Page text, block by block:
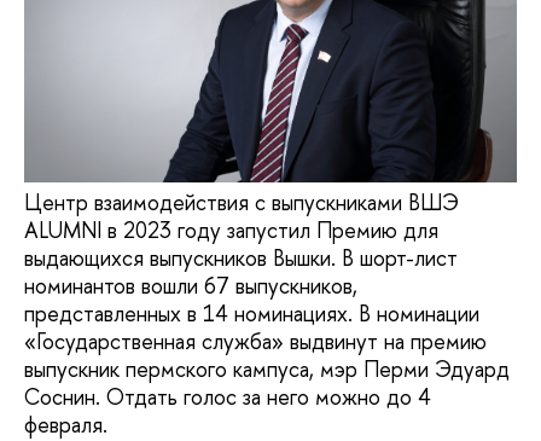
Центр взаимодействия с выпускниками ВШЭ
ALUMNI в 2023 году запустил Премию для
выдающихся выпускников Вышки. В шорт-лист
номинантов вошли 67 выпускников,
представленных в 14 номинациях. В номинации
«Государственная служба» выдвинут на премию
выпускник пермского кампуса, мэр Перми Эдуард
Соснин. Отдать голос за него можно до 4
февраля.